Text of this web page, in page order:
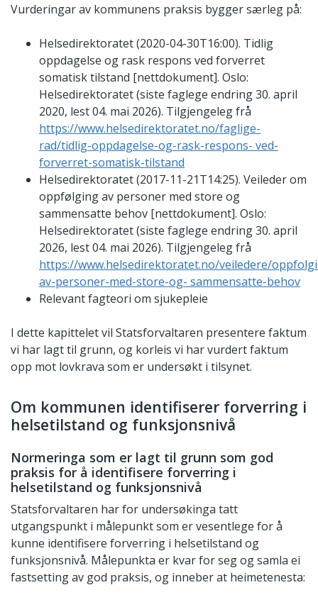
Vurderingar av kommunens praksis bygger særleg på:
Helsedirektoratet (2020-04-30T16:00). Tidlig
oppdagelse og rask respons ved forverret
somatisk tilstand [nettdokument]. Oslo:
Helsedirektoratet (siste faglege endring 30. april
2020, lest 04. mai 2026). Tilgjengeleg frå
https://www.helsedirektoratet.no/faglige-
rad/tidlig-oppdagelse-og-rask-respons- ved-
forverret-somatisk-tilstand
Helsedirektoratet (2017-11-21T14:25). Veileder om
oppfølging av personer med store og
sammensatte behov [nettdokument]. Oslo:
Helsedirektoratet (siste faglege endring 30. april
2026, lest 04. mai 2026). Tilgjengeleg frå
https://www.helsedirektoratet.no/veiledere/
av-personer-med-store-og- sammensatte-behov
Relevant fagteori om sjukepleie
I dette kapittelet vil Statsforvaltaren presentere faktum
vi har lagt til grunn, og korleis vi har vurdert faktum
opp mot lovkrava som er undersøkt i tilsynet.
Om kommunen identifiserer forverring i
helsetilstand og funksjonsnivå
Normeringa som er lagt til grunn som god
praksis for å identifisere forverring i
helsetilstand og funksjonsnivå
Statsforvaltaren har for undersøkinga tatt
utgangspunkt i målepunkt som er vesentlege for å
kunne identifisere forverring i helsetilstand og
funksjonsnivå. Målepunkta er kvar for seg og samla ei
fastsetting av god praksis, og inneber at heimetenesta: